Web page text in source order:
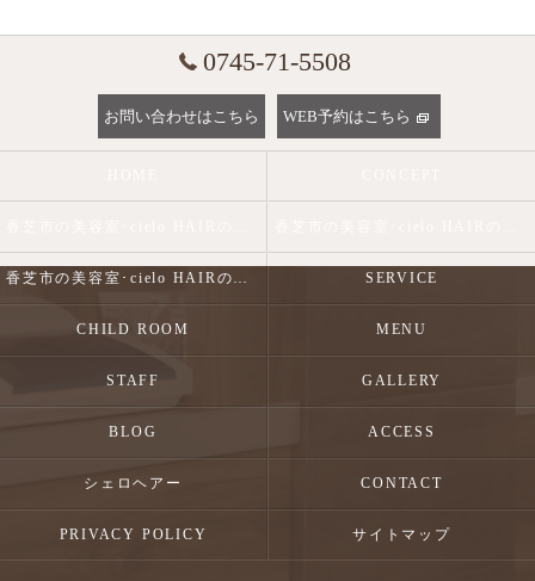
0745-71-5508
お問い合わせはこちら WEB予約はこちら
香芝市の美容室･cielo HAIRのお客様の声 SERVICE
CHILD ROOM MENU
STAFF GALLERY
BLOG ACCESS
シェロヘアー CONTACT
PRIVACY POLICY サイトマップ